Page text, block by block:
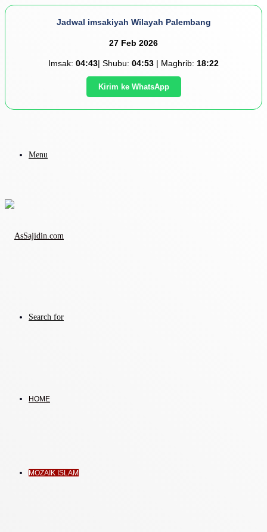
Jadwal imsakiyah Wilayah Palembang
27 Feb 2026
Imsak: 04:43| Shubu: 04:53 | Maghrib: 18:22
Kirim ke WhatsApp
Menu
Search for
HOME
MOZAIK ISLAM